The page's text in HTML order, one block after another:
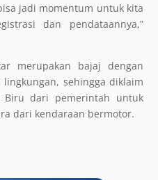
jadi momentum untuk kita
dan pendataannya,”
merupakan bajaj dengan
sehingga diklaim
Biru dari pemerintah untuk
dari kendaraan bermotor.